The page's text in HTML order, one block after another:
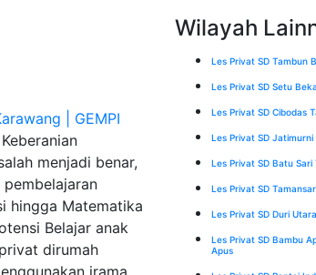
menjadi benar,
hingga Matematika
Belajar anak
dirumah
irama,
Wilayah
Les Privat SD Tambun
Les Privat SD Setu
Les Privat SD Cibodas
Les Privat SD
Les Privat SD Batu
Les Privat SD
Les Privat SD Duri
Les Privat SD Bambu
Apus